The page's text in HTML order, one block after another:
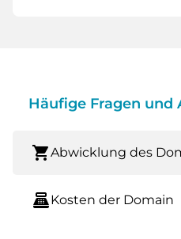
Häufige Fragen
shopping_cartAbwicklung des
point_of_saleKosten der Domain